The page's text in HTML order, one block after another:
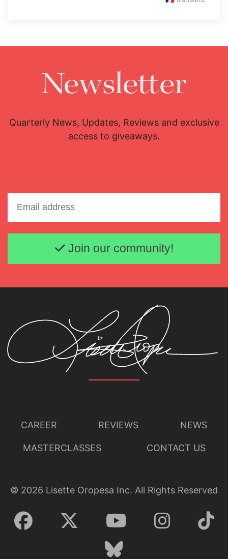
Newsletter
Quarterly News, Updates, Reviews and exclusive
access to giveaways.
Email address
Join our community!
CAREER REVIEWS NEWS
MASTERCLASSES CONTACT US
© 2026 Lisette Oropesa Inc. All Rights Reserved